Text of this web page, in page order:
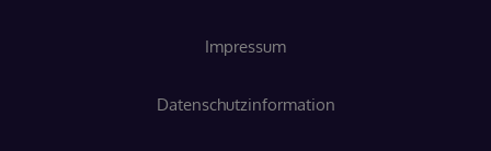
Impressum
Datenschutzinformation